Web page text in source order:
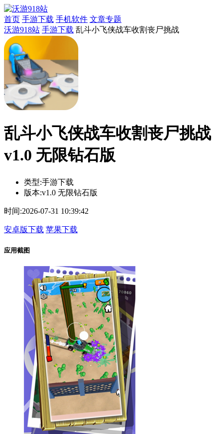
首页 手游下载 手机软件 文章专题
沃游918站 手游下载 乱斗小飞侠战车收割丧尸挑战
乱斗小飞侠战车收割丧尸挑战
v1.0 无限钻石版
类型:手游下载
版本:v1.0 无限钻石版
时间:2026-07-31 10:39:42
安卓版下载 苹果下载
应用截图